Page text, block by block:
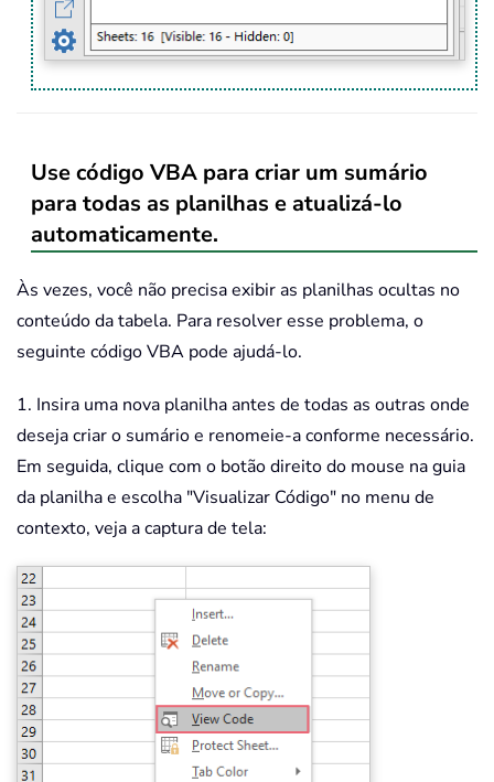
Use código VBA para criar um sumário
para todas as planilhas e atualizá-lo
automaticamente.
Às vezes, você não precisa exibir as planilhas ocultas no
conteúdo da tabela. Para resolver esse problema, o
seguinte código VBA pode ajudá-lo.
1. Insira uma nova planilha antes de todas as outras onde
deseja criar o sumário e renomeie-a conforme necessário.
Em seguida, clique com o botão direito do mouse na guia
da planilha e escolha "Visualizar Código" no menu de
contexto, veja a captura de tela: